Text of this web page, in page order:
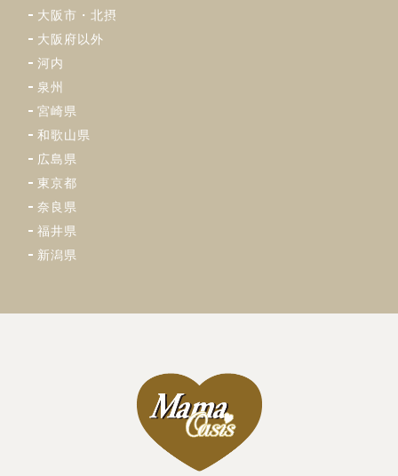
大阪市・北摂
大阪府以外
河内
泉州
宮崎県
和歌山県
広島県
東京都
奈良県
福井県
新潟県